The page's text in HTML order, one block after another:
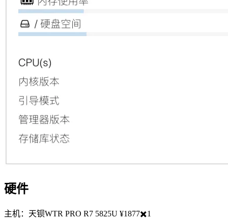
硬件
主机：天钡WTR PRO R7 5825U ¥1877✖️1